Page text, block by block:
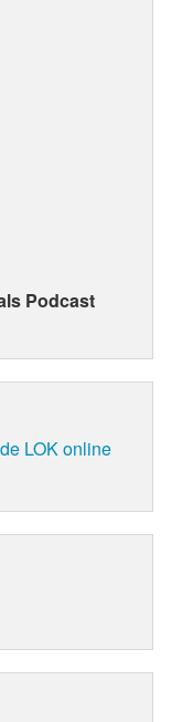
Podcast
LOK online